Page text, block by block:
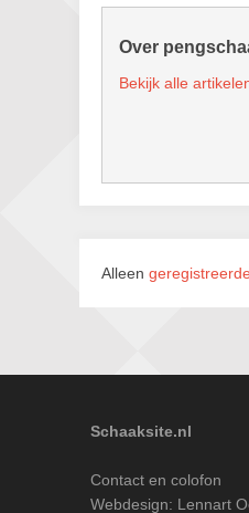
Over
Bekijk alle
Alleen
Schaaksite.nl
Contact en colofon
Webdesign: Lennart